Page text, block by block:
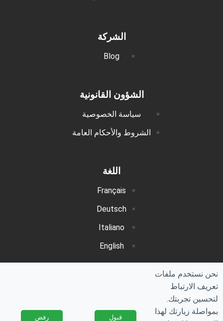
الشركة
Blog
الشؤون القانونية
سياسة الخصوصية
الشروط والأحكام العامة
اللغة
Français
Deutsch
Italiano
English
عربي
نحن نستخدم ملفات
تعريف الارتباط
لتحسين تجربتك.
بمواصلة زيارتك لهذا
قبول رفض